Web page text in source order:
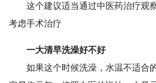
这个建议适当通过中医药治疗观
考虑手术治疗
一大清早洗澡好不好
如果这个时候洗澡，水温不适合的